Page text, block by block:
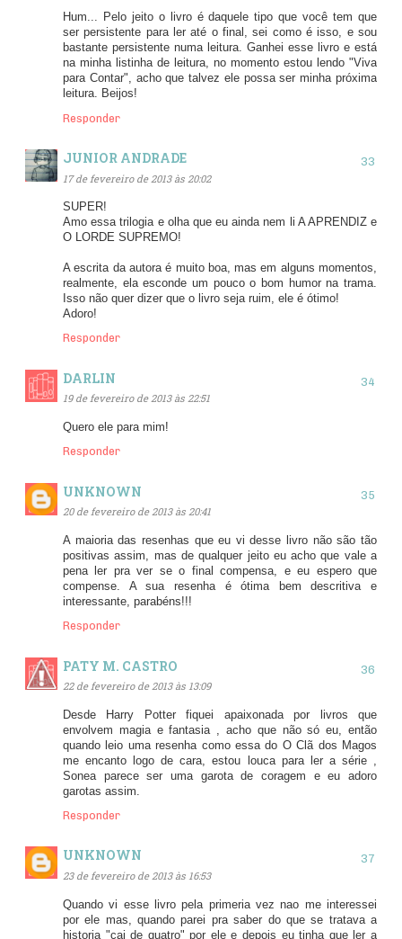
Hum... Pelo jeito o livro é daquele tipo que você tem que
ser persistente para ler até o final, sei como é isso, e sou
bastante persistente numa leitura. Ganhei esse livro e está
na minha listinha de leitura, no momento estou lendo "Viva
para Contar", acho que talvez ele possa ser minha próxima
leitura. Beijos!
Responder
JUNIOR ANDRADE
17 de fevereiro de 2013 às 20:02
SUPER!
Amo essa trilogia e olha que eu ainda nem li A APRENDIZ e
O LORDE SUPREMO!
A escrita da autora é muito boa, mas em alguns momentos,
realmente, ela esconde um pouco o bom humor na trama.
Isso não quer dizer que o livro seja ruim, ele é ótimo!
Adoro!
Responder
DARLIN
19 de fevereiro de 2013 às 22:51
Quero ele para mim!
Responder
UNKNOWN
20 de fevereiro de 2013 às 20:41
A maioria das resenhas que eu vi desse livro não são tão
positivas assim, mas de qualquer jeito eu acho que vale a
pena ler pra ver se o final compensa, e eu espero que
compense. A sua resenha é ótima bem descritiva e
interessante, parabéns!!!
Responder
PATY M. CASTRO
22 de fevereiro de 2013 às 13:09
Desde Harry Potter fiquei apaixonada por livros que
envolvem magia e fantasia , acho que não só eu, então
quando leio uma resenha como essa do O Clã dos Magos
me encanto logo de cara, estou louca para ler a série ,
Sonea parece ser uma garota de coragem e eu adoro
garotas assim.
Responder
UNKNOWN
23 de fevereiro de 2013 às 16:53
Quando vi esse livro pela primeria vez nao me interessei
por ele mas, quando parei pra saber do que se tratava a
historia "cai de quatro" por ele e depois eu tinha que ler a